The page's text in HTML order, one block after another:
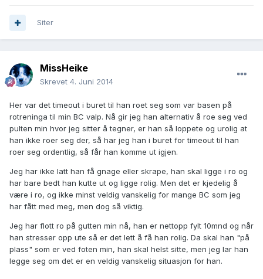
Siter
MissHeike
Skrevet 4. Juni 2014
Her var det timeout i buret til han roet seg som var basen på
rotreninga til min BC valp. Nå gir jeg han alternativ å roe seg ved
pulten min hvor jeg sitter å tegner, er han så loppete og urolig at
han ikke roer seg der, så har jeg han i buret for timeout til han
roer seg ordentlig, så får han komme ut igjen.
Jeg har ikke latt han få gnage eller skrape, han skal ligge i ro og
har bare bedt han kutte ut og ligge rolig. Men det er kjedelig å
være i ro, og ikke minst veldig vanskelig for mange BC som jeg
har fått med meg, men dog så viktig.
Jeg har flott ro på gutten min nå, han er nettopp fylt 10mnd og når
han stresser opp ute så er det lett å få han rolig. Da skal han "på
plass" som er ved foten min, han skal helst sitte, men jeg lar han
legge seg om det er en veldig vanskelig situasjon for han.